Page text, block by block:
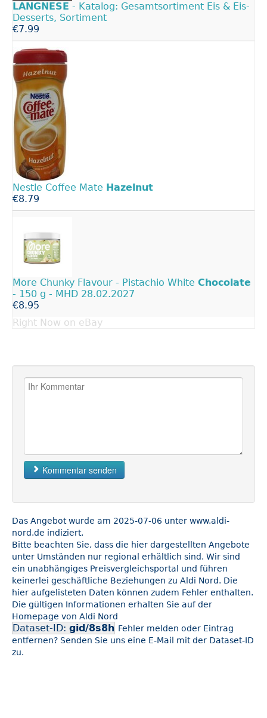
LANGNESE - Katalog: Gesamtsortiment Eis & Eis-
Desserts, Sortiment
€7.99
Nestle Coffee Mate Hazelnut
€8.79
More Chunky Flavour - Pistachio White Chocolate
- 150 g - MHD 28.02.2027
€8.95
Right Now on eBay
Kommentar senden
Das Angebot wurde am 2025-07-06 unter www.aldi-
nord.de indiziert.
Bitte beachten Sie, dass die hier dargestellten Angebote
unter Umständen nur regional erhältlich sind. Wir sind
ein unabhängiges Preisvergleichsportal und führen
keinerlei geschäftliche Beziehungen zu Aldi Nord. Die
hier aufgelisteten Daten können zudem Fehler enthalten.
Die gültigen Informationen erhalten Sie auf der
Homepage von Aldi Nord
Dataset-ID: gid/8s8h Fehler melden oder Eintrag
entfernen? Senden Sie uns eine E-Mail mit der Dataset-ID
zu.